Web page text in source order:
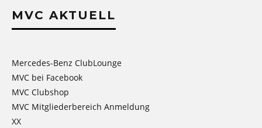
MVC AKTUELL
Mercedes-Benz ClubLounge
MVC bei Facebook
MVC Clubshop
MVC Mitgliederbereich Anmeldung
XX